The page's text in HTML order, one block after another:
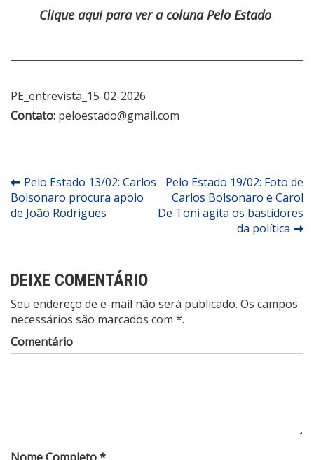
Clique aqui para ver a coluna Pelo Estado
PE_entrevista_15-02-2026
Contato: peloestado@gmail.com
Navegação
de
Pelo Estado 13/02: Carlos
Bolsonaro procura apoio
de João Rodrigues
Pelo Estado 19/02: Foto de
Carlos Bolsonaro e Carol
De Toni agita os bastidores
da política
DEIXE COMENTÁRIO
Seu endereço de e-mail não será publicado. Os campos
necessários são marcados com *.
Comentário